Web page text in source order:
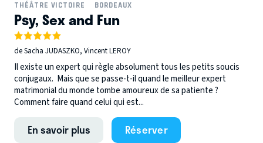
THÉÂTRE VICTOIRE
BORDEAUX
Psy, Sex and Fun
de Sacha JUDASZKO, Vincent LEROY
Il existe un expert qui règle absolument tous les petits soucis
conjugaux. Mais que se passe-t-il quand le meilleur expert
matrimonial du monde tombe amoureux de sa patiente ?
Comment faire quand celui qui est...
En savoir plus Réserver